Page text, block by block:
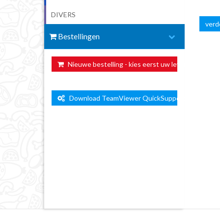
DIVERS
Bestellingen
Nieuwe bestelling - kies eerst uw leverdag ...
Download TeamViewer QuickSupport